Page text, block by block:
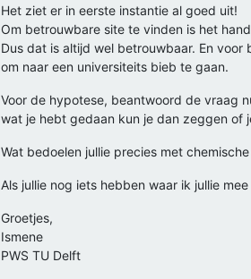
Het ziet er in eerste instantie al goed uit!
Om betrouwbare site te vinden is het
Dus dat is altijd wel betrouwbaar. En
om naar een universiteits bieb te gaan.
Voor de hypotese, beantwoord de vraag
wat je hebt gedaan kun je dan zeggen of
Wat bedoelen jullie precies met
Als jullie nog iets hebben waar ik jullie
Groetjes,
Ismene
PWS TU Delft